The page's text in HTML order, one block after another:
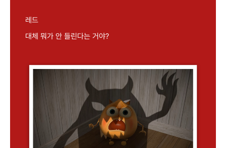
레드
대체 뭐가 안 들린다는 거야?